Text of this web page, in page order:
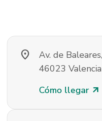
location_on
Av. de
46023 Valencia
Cómo llegar arrow_outward